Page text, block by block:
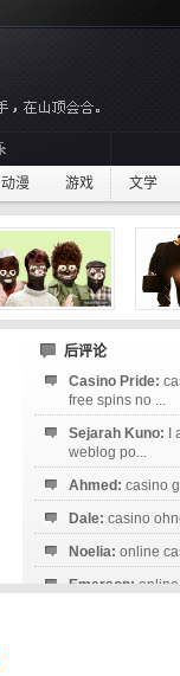
动漫 游戏 文学
后评论
Casino Pride:
free spins no ...
Sejarah Kuno:
weblog po...
Ahmed: casino
Dale: casino
Noelia: online
Emerson: